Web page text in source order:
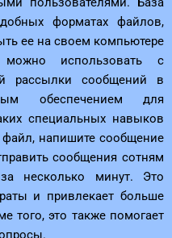
форматах файлов,
ее на своем компьютере
использовать с
рассылки сообщений в
обеспечением для
специальных навыков
файл, напишите сообщение
сообщения сотням
несколько минут. Это
и привлекает больше
того, это также помогает